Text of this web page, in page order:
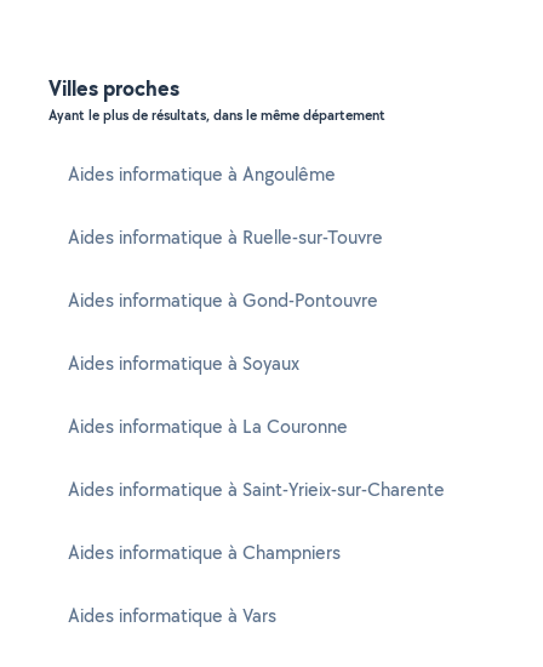
Villes proches
Ayant le plus de résultats, dans le même département
Aides informatique à Angoulême
Aides informatique à Ruelle-sur-Touvre
Aides informatique à Gond-Pontouvre
Aides informatique à Soyaux
Aides informatique à La Couronne
Aides informatique à Saint-Yrieix-sur-Charente
Aides informatique à Champniers
Aides informatique à Vars